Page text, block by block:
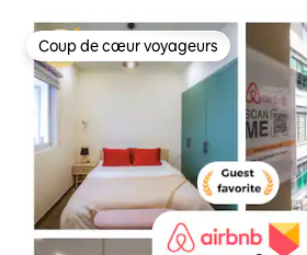
Coup de cœur voyageurs
Coup de cœur voyageurs